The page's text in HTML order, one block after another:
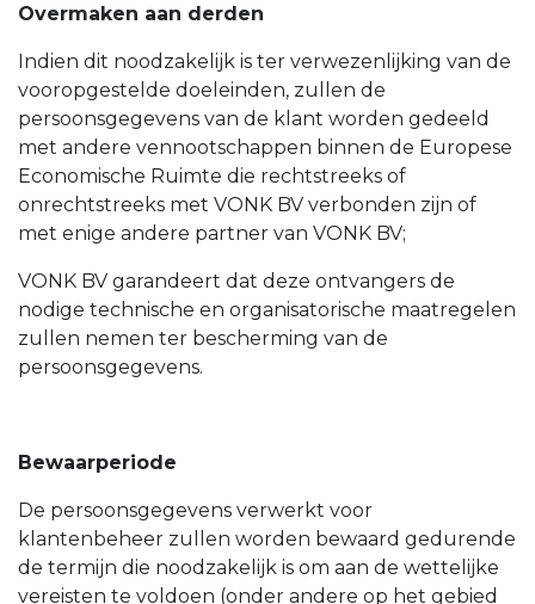
Overmaken aan derden
Indien dit noodzakelijk is ter verwezenlijking van de
vooropgestelde doeleinden, zullen de
persoonsgegevens van de klant worden gedeeld
met andere vennootschappen binnen de Europese
Economische Ruimte die rechtstreeks of
onrechtstreeks met VONK BV verbonden zijn of
met enige andere partner van VONK BV;
VONK BV garandeert dat deze ontvangers de
nodige technische en organisatorische maatregelen
zullen nemen ter bescherming van de
persoonsgegevens.
Bewaarperiode
De persoonsgegevens verwerkt voor
klantenbeheer zullen worden bewaard gedurende
de termijn die noodzakelijk is om aan de wettelijke
vereisten te voldoen (onder andere op het gebied